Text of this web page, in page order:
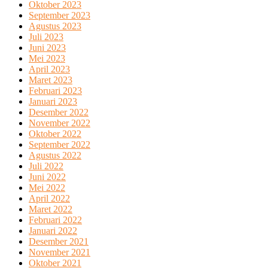
Oktober 2023
September 2023
Agustus 2023
Juli 2023
Juni 2023
Mei 2023
April 2023
Maret 2023
Februari 2023
Januari 2023
Desember 2022
November 2022
Oktober 2022
September 2022
Agustus 2022
Juli 2022
Juni 2022
Mei 2022
April 2022
Maret 2022
Februari 2022
Januari 2022
Desember 2021
November 2021
Oktober 2021